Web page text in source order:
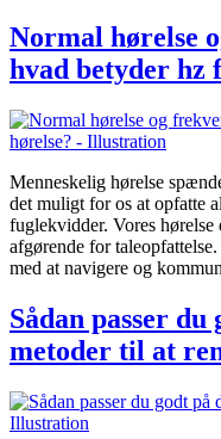
Normal hørelse
hvad betyder hz
Menneskelig hørelse
det muligt for os at opfatte
fuglekvidder. Vores
afgørende for
med at navigere og
Sådan passer
metoder til at